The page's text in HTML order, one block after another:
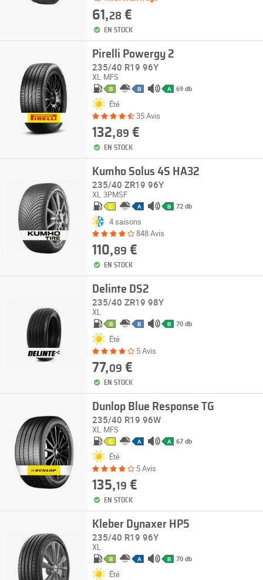
61,28€
EN STOCK
Pirelli Powergy 2
235/40 R19 96Y
XL MFS
B B A 69 db
Été
35 Avis
132,89 €
EN STOCK
Kumho Solus 4S HA32
235/40 ZR19 96Y
XL 3PMSF
C A B 72 db
4 saisons
848 Avis
110,89 €
EN STOCK
Delinte DS2
235/40 ZR19 98Y
XL
B B B 70 db
Été
5 Avis
77,09 €
EN STOCK
Dunlop Blue Response TG
235/40 R19 96W
XL MFS
C A A 67 db
Été
5 Avis
135,19 €
EN STOCK
Kleber Dynaxer HP5
235/40 R19 96Y
XL
B A B 70 db
Été